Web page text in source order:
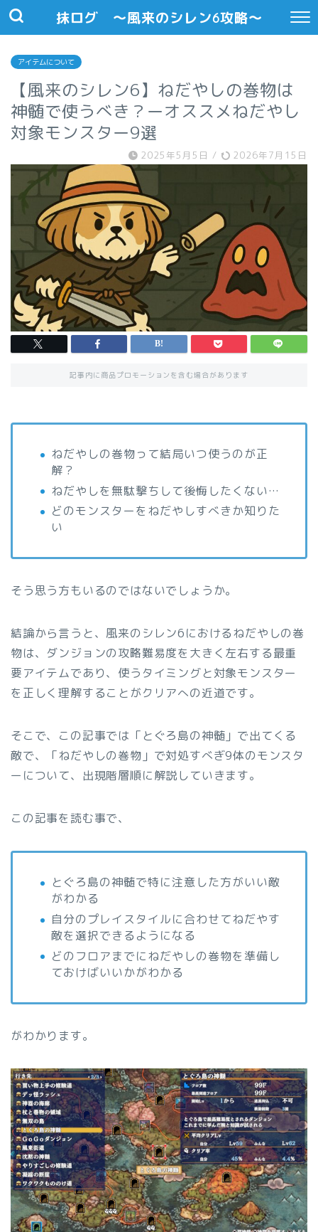
抹ログ 〜風来のシレン6攻略〜
アイテムについて
【風来のシレン6】ねだやしの巻物は
神髄で使うべき？ーオススメねだやし
対象モンスター9選
2025年5月5日 / 2026年7月15日
記事内に商品プロモーションを含む場合があります
ねだやしの巻物って結局いつ使うのが正
解？
ねだやしを無駄撃ちして後悔したくない…
どのモンスターをねだやしすべきか知りた
い
そう思う方もいるのではないでしょうか。
結論から言うと、風来のシレン6におけるねだやしの巻
物は、ダンジョンの攻略難易度を大きく左右する最重
要アイテムであり、使うタイミングと対象モンスター
を正しく理解することがクリアへの近道です。
そこで、この記事では「とぐろ島の神髄」で出てくる
敵で、「ねだやしの巻物」で対処すべぎ9体のモンスタ
ーについて、出現階層順に解説していきます。
この記事を読む事で、
とぐろ島の神髄で特に注意した方がいい敵
がわかる
自分のプレイスタイルに合わせてねだやす
敵を選択できるようになる
どのフロアまでにねだやしの巻物を準備し
ておけばいいかがわかる
がわかります。